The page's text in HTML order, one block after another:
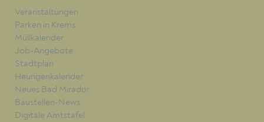
Veranstaltungen
Parken in Krems
Müllkalender
Job-Angebote
Stadtplan
Heurigenkalender
Neues Bad Mirador
Baustellen-News
Digitale Amtstafel